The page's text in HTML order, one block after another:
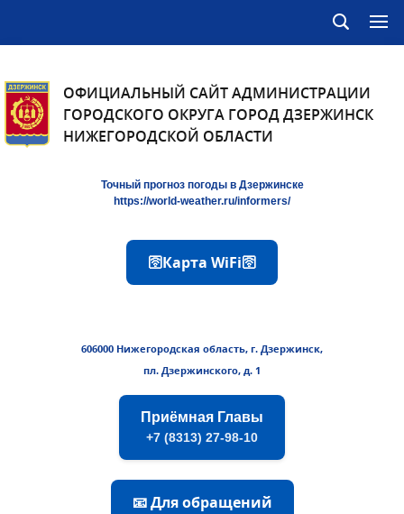
ОФИЦИАЛЬНЫЙ САЙТ АДМИНИСТРАЦИИ
ГОРОДСКОГО ОКРУГА ГОРОД ДЗЕРЖИНСК
НИЖЕГОРОДСКОЙ ОБЛАСТИ
Точный прогноз погоды в Дзержинске
https://world-weather.ru/informers/
🛜Карта WiFi🛜
606000 Нижегородская область, г. Дзержинск,
пл. Дзержинского, д. 1
Приёмная Главы
+7 (8313) 27-98-10
📧 Для обращений